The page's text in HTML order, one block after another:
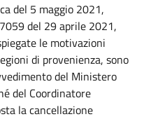
del 5 maggio 2021,
del 29 aprile 2021,
le motivazioni
di provenienza, sono
del Ministero
del Coordinatore
la cancellazione